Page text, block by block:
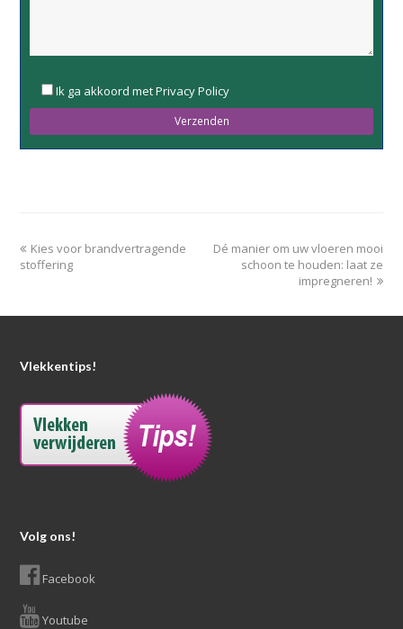
leave
this
Ik ga akkoord met Privacy Policy
Kies voor brandvertragende
stoffering
Dé manier om uw vloeren mooi
schoon te houden: laat ze
impregneren!
Vlekkentips!
Volg ons!
Facebook
Youtube